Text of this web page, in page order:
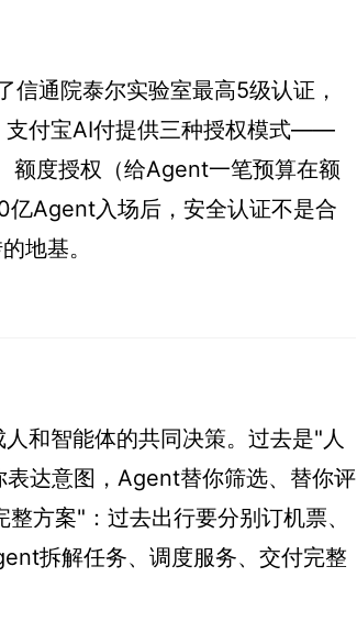
通院泰尔实验室最高5级认证，
支付宝AI付提供三种授权模式——
额度授权（给Agent一笔预算在额
亿Agent入场后，安全认证不是合
地基。
和智能体的共同决策。过去是"人
达意图，Agent替你筛选、替你评
方案"：过去出行要分别订机票、
拆解任务、调度服务、交付完整